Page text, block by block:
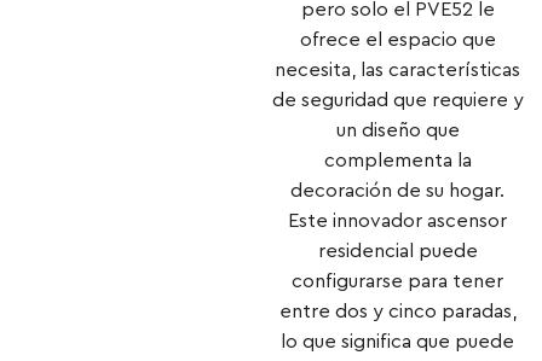
pero solo el PVE52 le
ofrece el espacio que
necesita, las características
de seguridad que requiere y
un diseño que
complementa la
decoración de su hogar.
Este innovador ascensor
residencial puede
configurarse para tener
entre dos y cinco paradas,
lo que significa que puede